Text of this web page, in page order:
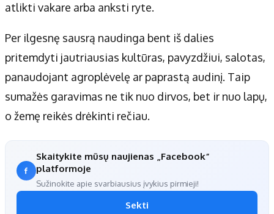
atlikti vakare arba anksti ryte.
Per ilgesnę sausrą naudinga bent iš dalies
pritemdyti jautriausias kultūras, pavyzdžiui, salotas,
panaudojant agroplėvelę ar paprastą audinį. Taip
sumažės garavimas ne tik nuo dirvos, bet ir nuo lapų,
o žemę reikės drėkinti rečiau.
Skaitykite mūsų naujienas „Facebook“
platformoje
Sužinokite apie svarbiausius įvykius pirmieji!
Sekti